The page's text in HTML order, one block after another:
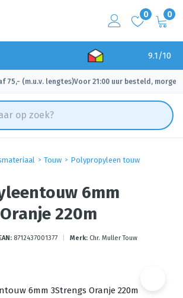
0 0
9.1/10
75,- (m.u.v. lengtes)
✓ Voor 21:00 uur besteld, morgen
Touw Polypropyleen touw
6mm
220m
8712437001377 Merk: Chr. Muller Touw